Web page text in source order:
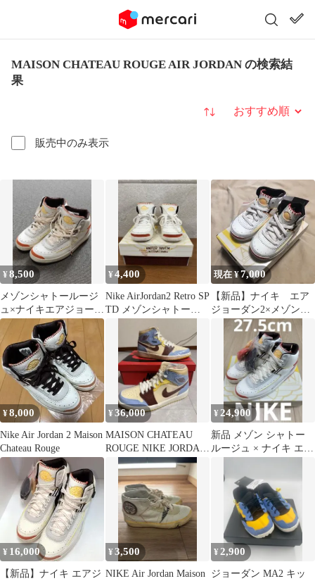
MAISON CHATEAU ROUGE AIR JORDAN の検索結
果
販売中のみ表示
並び替え
¥8,500
メゾンシャトールージ
ュ×ナイキエアジョーダ
ン2 ハイユナイテッド
ユースナショナル
¥4,400
Nike AirJordan2 Retro SP
TD メゾンシャトール
現在 ¥7,000
【新品】ナイキ エア
ジョーダン2×メゾンシ
ャトールージュ
¥8,000
Nike Air Jordan 2 Maison
Chateau Rouge
¥36,000
MAISON CHATEAU
ROUGE NIKE JORDAN
1 MID
¥ 24,900
新品 メゾン シャトー
ルージュ × ナイキ エア
27.5cm
¥ 16,000
【新品】ナイキ エアジ
¥3,500
NIKE Air Jordan Maison
¥2,900
ジョーダン MA2 キッ